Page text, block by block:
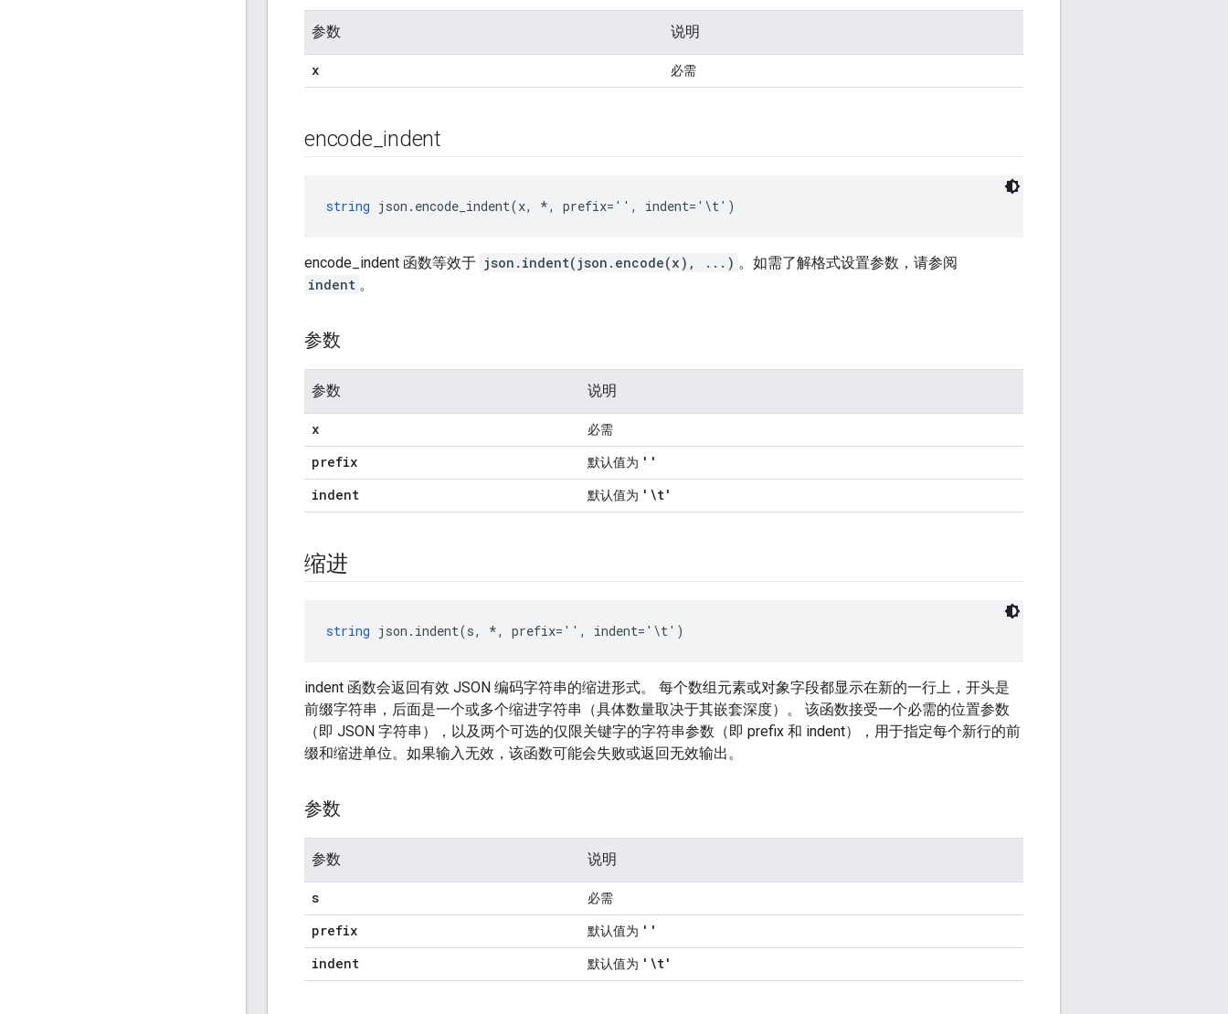
参数 说明
x 必需
encode indent
string json.encode_indent(x, *, prefix='', indent='\t')
encode_indent 函数等效于 json.indent(json.encode(x), ...) 。如需了解格式设置参数，请参阅
indent 。
参数
参数 说明
x 必需
prefix 默认值为 ''
indent
默认值为 '\t'
缩进
string json.indent(s, *, prefix='', indent='\t')
indent 函数会返回有效 JSON 编码字符串的缩进形式。 每个数组元素或对象字段都显示在新的一行上，开头是
前缀字符串，后面是一个或多个缩进字符串（具体数量取决于其嵌套深度）。 该函数接受一个必需的位置参数
（即 JSON 字符串），以及两个可选的仅限关键字的字符串参数（即 prefix 和 indent），用于指定每个新行的前
缀和缩进单位。如果输入无效，该函数可能会失败或返回无效输出。
参数
参数 说明
s 必需
prefix 默认值为 ''
indent
默认值为 '\t'